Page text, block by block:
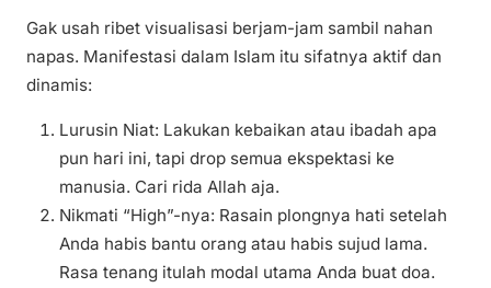
Gak usah ribet visualisasi berjam-jam sambil nahan
napas. Manifestasi dalam Islam itu sifatnya aktif dan
dinamis:
Lurusin Niat: Lakukan kebaikan atau ibadah apa
pun hari ini, tapi drop semua ekspektasi ke
manusia. Cari rida Allah aja.
Nikmati “High”-nya: Rasain plongnya hati setelah
Anda habis bantu orang atau habis sujud lama.
Rasa tenang itulah modal utama Anda buat doa.